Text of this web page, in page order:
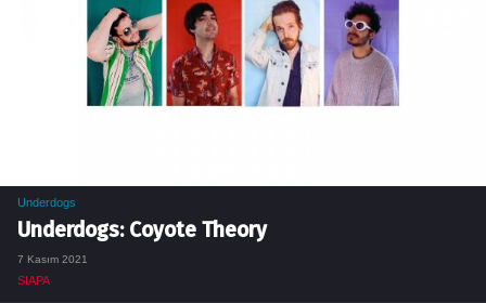
Underdogs
Underdogs: Coyote Theory
7 Kasım 2021
SIAPA